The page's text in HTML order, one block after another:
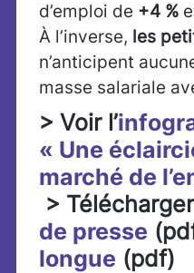
d’emploi de +4 %
À l’inverse, les
n’anticipent
masse salariale
> Voir l’
« Une
marché de
> Télécharger
de presse
longue (pdf)